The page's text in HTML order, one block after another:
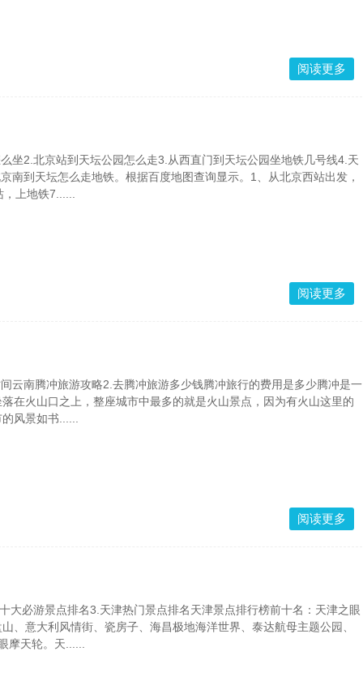
阅读更多
坐2.北京站到天坛公园怎么走3.从西直门到天坛公园坐地铁几号线4.天
南到天坛怎么走地铁。根据百度地图查询显示。1、从北京西站出发，
上地铁7......
阅读更多
云南腾冲旅游攻略2.去腾冲旅游多少钱腾冲旅行的费用是多少腾冲是一
在火山口之上，整座城市中最多的就是火山景点，因为有火山这里的
风景如书......
阅读更多
大必游景点排名3.天津热门景点排名天津景点排行榜前十名：天津之眼
、意大利风情街、瓷房子、海昌极地海洋世界、泰达航母主题公园、
摩天轮。天......